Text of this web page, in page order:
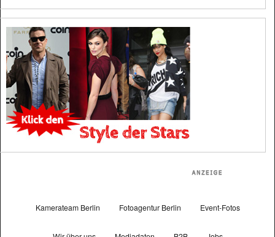
Kamerateam Berlin Fotoagentur Berlin Event-Fotos